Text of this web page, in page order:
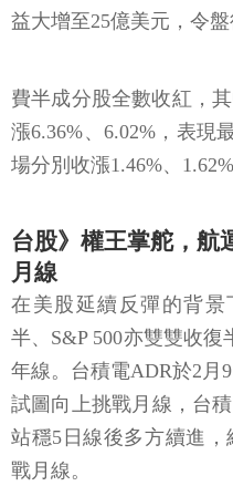
益大增至25億美元，令盤
費半成分股全數收紅，
漲6.36%、6.02%，表現
場分別收漲1.46%、
台股》權王掌舵，航
月線
在美股延續反彈的背
半、S&P 500亦雙雙收
年線。台積電ADR於2月
試圖向上挑戰月線，台
站穩5日線後多方續進，
戰月線。